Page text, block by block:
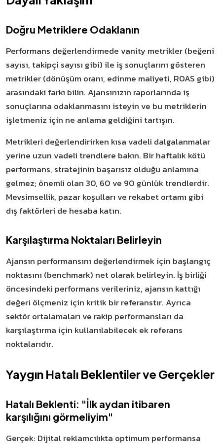
Doğru Metriklere Odaklanın
Performans değerlendirmede vanity metrikler (beğeni
sayısı, takipçi sayısı gibi) ile iş sonuçlarını gösteren
metrikler (dönüşüm oranı, edinme maliyeti, ROAS gibi)
arasındaki farkı bilin. Ajansınızın raporlarında iş
sonuçlarına odaklanmasını isteyin ve bu metriklerin
işletmeniz için ne anlama geldiğini tartışın.
Metrikleri değerlendirirken kısa vadeli dalgalanmalar
yerine uzun vadeli trendlere bakın. Bir haftalık kötü
performans, stratejinin başarısız olduğu anlamına
gelmez; önemli olan 30, 60 ve 90 günlük trendlerdir.
Mevsimsellik, pazar koşulları ve rekabet ortamı gibi
dış faktörleri de hesaba katın.
Karşılaştırma Noktaları Belirleyin
Ajansın performansını değerlendirmek için başlangıç
noktasını (benchmark) net olarak belirleyin. İş birliği
öncesindeki performans verileriniz, ajansın kattığı
değeri ölçmeniz için kritik bir referanstır. Ayrıca
sektör ortalamaları ve rakip performansları da
karşılaştırma için kullanılabilecek ek referans
noktalarıdır.
Yaygın Hatalı Beklentiler ve Gerçekler
Hatalı Beklenti: "İlk aydan itibaren
karşılığını görmeliyim"
Gerçek: Dijital reklamcılıkta optimum performansa